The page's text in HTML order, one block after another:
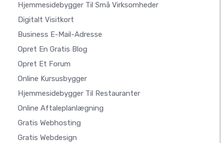
Hjemmesidebygger Til Små Virksomheder
Digitalt Visitkort
Business E-Mail-Adresse
Opret En Gratis Blog
Opret Et Forum
Online Kursusbygger
Hjemmesidebygger Til Restauranter
Online Aftaleplanlægning
Gratis Webhosting
Gratis Webdesign